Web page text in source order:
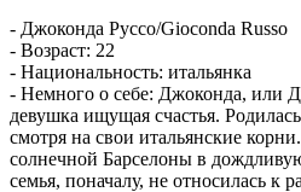
- Джоконда Руссо/Gioconda Russo
- Возраст: 22
- Национальность: итальянка
- Немного о себе: Джоконда, или
девушка ищущая счастья.
смотря на свои итальянские
солнечной Барселоны в
семья, поначалу, не относилась к